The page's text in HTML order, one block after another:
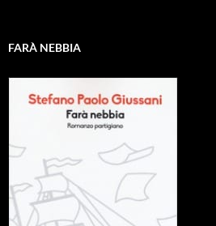
FARÀ NEBBIA